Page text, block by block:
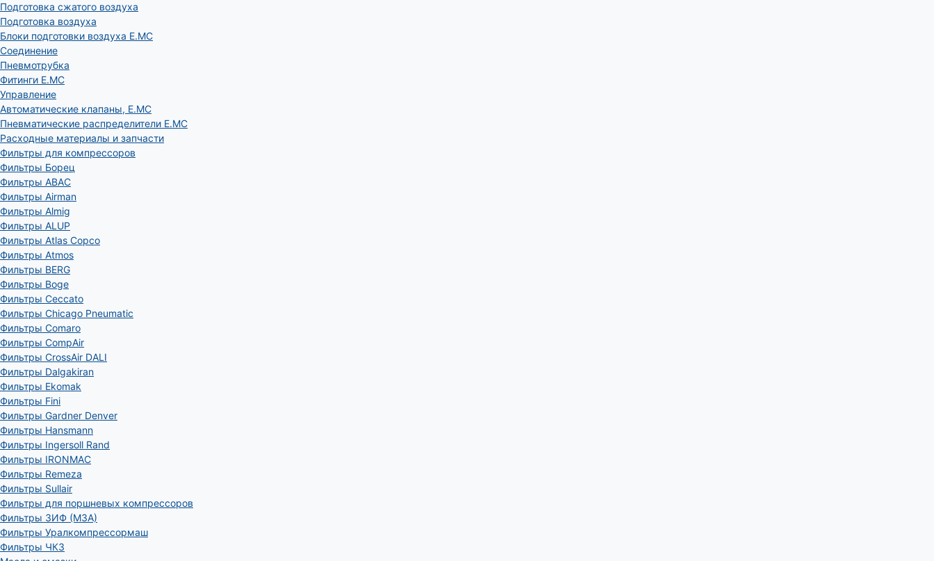
Подготовка сжатого воздуха
Подготовка воздуха
Блоки подготовки воздуха E.MC
Соединение
Пневмотрубка
Фитинги E.MC
Управление
Автоматические клапаны, Е.МС
Пневматические распределители E.MC
Расходные материалы и запчасти
Фильтры для компрессоров
Фильтры Борец
Фильтры ABAC
Фильтры Airman
Фильтры Almig
Фильтры ALUP
Фильтры Atlas Copco
Фильтры Atmos
Фильтры BERG
Фильтры Boge
Фильтры Ceccato
Фильтры Chicago Pneumatic
Фильтры Comaro
Фильтры CompAir
Фильтры CrossAir DALI
Фильтры Dalgakiran
Фильтры Ekomak
Фильтры Fini
Фильтры Gardner Denver
Фильтры Hansmann
Фильтры Ingersoll Rand
Фильтры IRONMAC
Фильтры Remeza
Фильтры Sullair
Фильтры для поршневых компрессоров
Фильтры ЗИФ (МЗА)
Фильтры Уралкомпрессормаш
Фильтры ЧКЗ